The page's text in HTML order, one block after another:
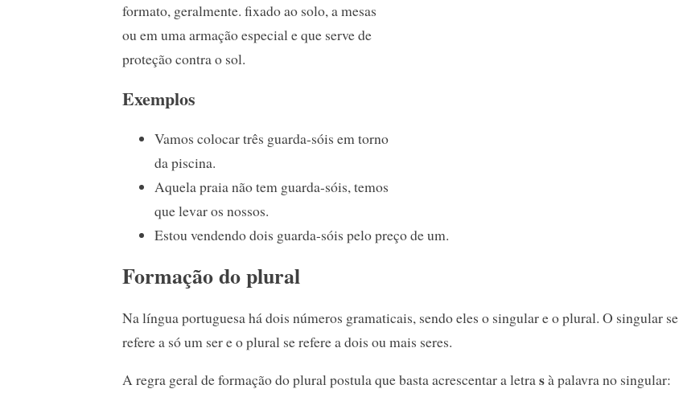
formato, geralmente. fixado ao solo, a mesas
ou em uma armação especial e que serve de
proteção contra o sol.
Exemplos
Vamos colocar três guarda-sóis em torno
da piscina.
Aquela praia não tem guarda-sóis, temos
que levar os nossos.
Estou vendendo dois guarda-sóis pelo preço de um.
Formação do plural
Na língua portuguesa há dois números gramaticais, sendo eles o singular e o plural. O singular se
refere a só um ser e o plural se refere a dois ou mais seres.
A regra geral de formação do plural postula que basta acrescentar a letrasà palavra no singular: